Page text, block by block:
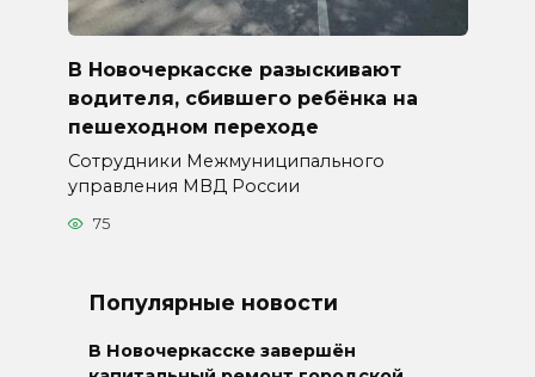
В Новочеркасске разыскивают
водителя, сбившего ребёнка на
пешеходном переходе
Сотрудники Межмуниципального
управления МВД России
75
Популярные новости
В Новочеркасске завершён